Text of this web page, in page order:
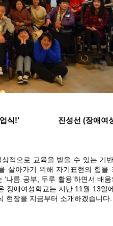
식!’ 진성선 (장애여
적으로 교육을 받을 수 있는 기
살아가기 위해 자기표현의 힘을
나름 공부, 두루 활용’하면서 배
장애여성학교는 지난 11월 13일
현장을 지금부터 소개하겠습니다.